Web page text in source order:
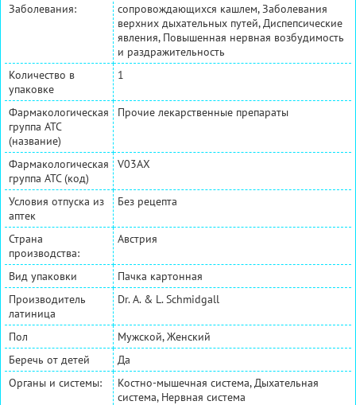
Заболевания:
сопровождающихся кашлем, Заболевания
верхних дыхательных путей, Диспепсические
явления, Повышенная нервная возбудимость
и раздражительность
Количество в
упаковке
1
Фармакологическая
группа АТС
(название)
Прочие лекарственные препараты
Фармакологическая
группа АТС (код)
V03AX
Условия отпуска из
аптек
Без рецепта
Страна
производства:
Австрия
Вид упаковки
Пачка картонная
Производитель
латиница
Dr. A. & L. Schmidgall
Пол
Мужской, Женский
Беречь от детей
Да
Органы и системы:
Костно-мышечная система, Дыхательная
система, Нервная система